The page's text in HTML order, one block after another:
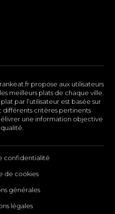
propose aux utilisateurs
meilleurs plats de chaque ville.
par l’utilisateur est basée sur
critères pertinents
une information objective
confidentialité
de cookies
générales
légales